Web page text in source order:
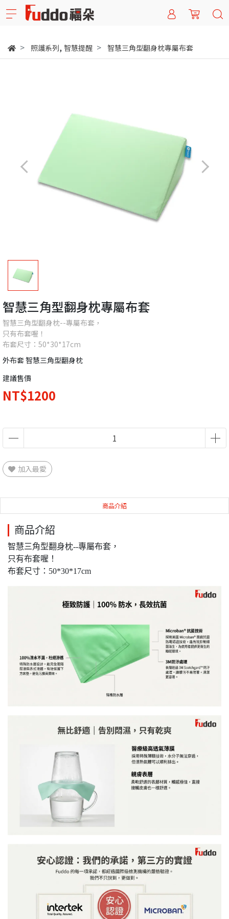
照護系列, 智慧提醒 智慧三角型翻身枕專屬布套
智慧三角型翻身枕專屬布套
智慧三角型翻身枕--專屬布套，
只有布套喔！
布套尺寸：50*30*17cm
外布套 智慧三角型翻身枕
建議售價
NT$1200
加入最愛
商品介紹
商品介紹
智慧三角型翻身枕--專屬布套，
只有布套喔！
布套尺寸：50*30*17cm